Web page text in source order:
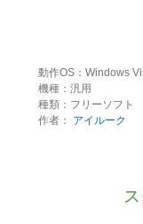
動作OS：Windows
機種：汎用
種類：フリーソフト
作者：
アイルーク